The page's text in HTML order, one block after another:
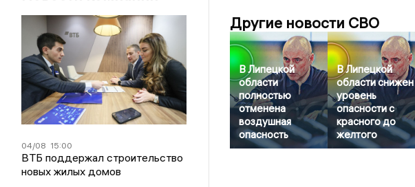
04/08 15:00
ВТБ поддержал строительство
новых жилых домов
Другие новости СВО
В Липецкой
области
полностью
отменена
воздушная
опасность
В Липецкой
области снижен
уровень
опасности с
красного до
желтого